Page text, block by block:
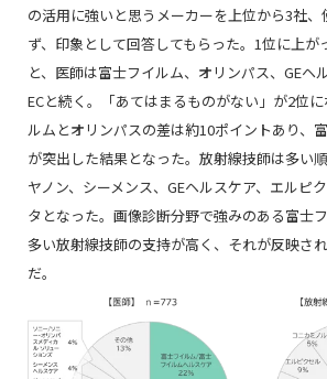
の活用に強いと思うメーカーを上位から3社、
ず、印象として回答してもらった。1位に上が
と、医師は富士フイルム、オリンパス、GEヘ
ECと続く。「あてはまるものがない」が2位
ルムとオリンパスの差は約10ポイントあり、
が突出した結果となった。放射線技師は多い
ヤノン、シーメンス、GEヘルスケア、エルピ
タとなった。画像診断分野で強みのある富士
多い放射線技師の支持が高く、それが反映さ
だ。